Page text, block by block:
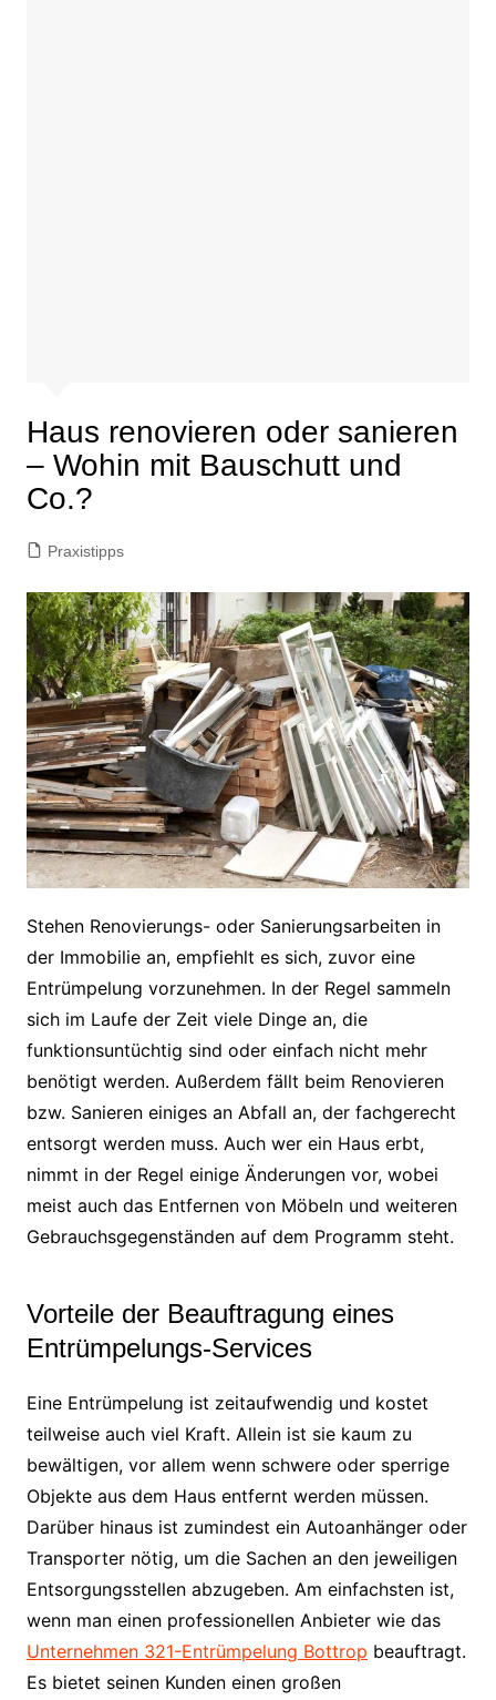
Haus renovieren oder sanieren
– Wohin mit Bauschutt und
Co.?
Praxistipps
Stehen Renovierungs- oder Sanierungsarbeiten in
der Immobilie an, empfiehlt es sich, zuvor eine
Entrümpelung vorzunehmen. In der Regel sammeln
sich im Laufe der Zeit viele Dinge an, die
funktionsuntüchtig sind oder einfach nicht mehr
benötigt werden. Außerdem fällt beim Renovieren
bzw. Sanieren einiges an Abfall an, der fachgerecht
entsorgt werden muss. Auch wer ein Haus erbt,
nimmt in der Regel einige Änderungen vor, wobei
meist auch das Entfernen von Möbeln und weiteren
Gebrauchsgegenständen auf dem Programm steht.
Vorteile der Beauftragung eines
Entrümpelungs-Services
Eine Entrümpelung ist zeitaufwendig und kostet
teilweise auch viel Kraft. Allein ist sie kaum zu
bewältigen, vor allem wenn schwere oder sperrige
Objekte aus dem Haus entfernt werden müssen.
Darüber hinaus ist zumindest ein Autoanhänger oder
Transporter nötig, um die Sachen an den jeweiligen
Entsorgungsstellen abzugeben. Am einfachsten ist,
wenn man einen professionellen Anbieter wie das
Unternehmen 321-Entrümpelung Bottrop beauftragt.
Es bietet seinen Kunden einen großen